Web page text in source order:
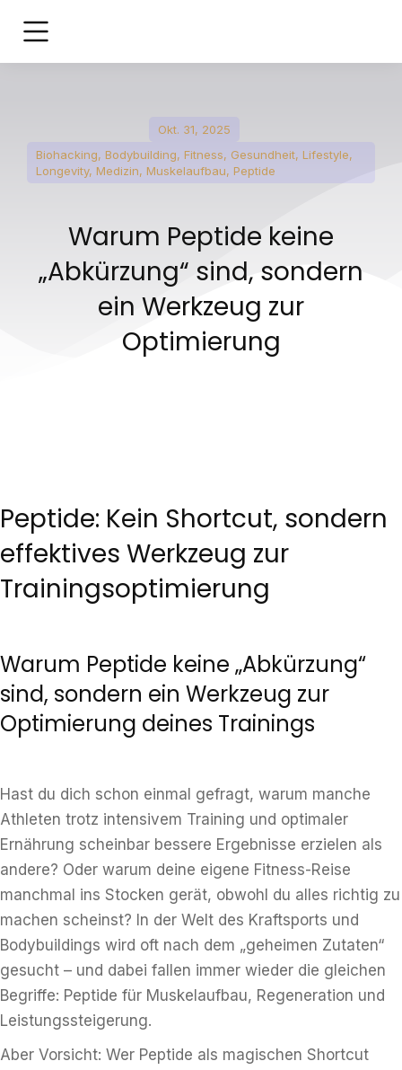
Okt. 31, 2025
Biohacking, Bodybuilding, Fitness, Gesundheit, Lifestyle,
Longevity, Medizin, Muskelaufbau, Peptide
Warum Peptide keine
„Abkürzung“ sind, sondern
ein Werkzeug zur
Optimierung
Peptide: Kein Shortcut, sondern
effektives Werkzeug zur
Trainingsoptimierung
Warum Peptide keine „Abkürzung“
sind, sondern ein Werkzeug zur
Optimierung deines Trainings
Hast du dich schon einmal gefragt, warum manche
Athleten trotz intensivem Training und optimaler
Ernährung scheinbar bessere Ergebnisse erzielen als
andere? Oder warum deine eigene Fitness-Reise
manchmal ins Stocken gerät, obwohl du alles richtig zu
machen scheinst? In der Welt des Kraftsports und
Bodybuildings wird oft nach dem „geheimen Zutaten“
gesucht – und dabei fallen immer wieder die gleichen
Begriffe: Peptide für Muskelaufbau, Regeneration und
Leistungssteigerung.
Aber Vorsicht: Wer Peptide als magischen Shortcut